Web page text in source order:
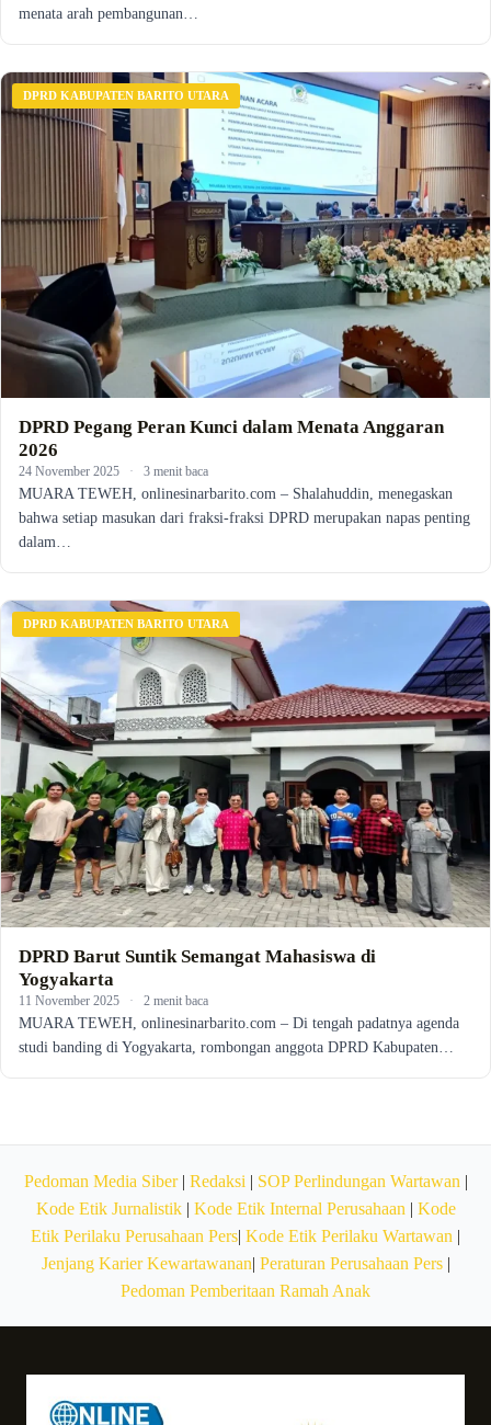
menata arah pembangunan…
DPRD KABUPATEN BARITO UTARA
DPRD Pegang Peran Kunci dalam Menata Anggaran
2026
24 November 2025 · 3 menit baca
MUARA TEWEH, onlinesinarbarito.com – Shalahuddin, menegaskan
bahwa setiap masukan dari fraksi-fraksi DPRD merupakan napas penting
dalam…
DPRD KABUPATEN BARITO UTARA
DPRD Barut Suntik Semangat Mahasiswa di
Yogyakarta
11 November 2025 · 2 menit baca
MUARA TEWEH, onlinesinarbarito.com – Di tengah padatnya agenda
studi banding di Yogyakarta, rombongan anggota DPRD Kabupaten…
Pedoman Media Siber| Redaksi | SOP Perlindungan Wartawan |
Kode Etik Jurnalistik| Kode Etik Internal Perusahaan | Kode
Etik Perilaku Perusahaan Pers| Kode Etik Perilaku Wartawan |
Jenjang Karier Kewartawanan| Peraturan Perusahaan Pers|
Pedoman Pemberitaan Ramah Anak